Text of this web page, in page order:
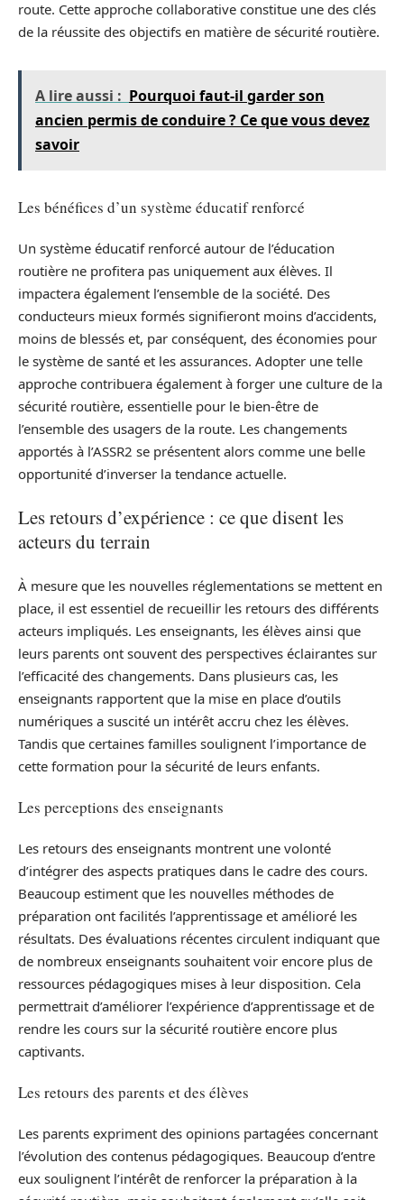
route. Cette approche collaborative constitue une des clés
de la réussite des objectifs en matière de sécurité routière.
A lire aussi : Pourquoi faut-il garder son
ancien permis de conduire ? Ce que vous devez
savoir
Les bénéfices d’un système éducatif renforcé
Un système éducatif renforcé autour de l’éducation
routière ne profitera pas uniquement aux élèves. Il
impactera également l’ensemble de la société. Des
conducteurs mieux formés signifieront moins d’accidents,
moins de blessés et, par conséquent, des économies pour
le système de santé et les assurances. Adopter une telle
approche contribuera également à forger une culture de la
sécurité routière, essentielle pour le bien-être de
l’ensemble des usagers de la route. Les changements
apportés à l’ASSR2 se présentent alors comme une belle
opportunité d’inverser la tendance actuelle.
Les retours d’expérience : ce que disent les
acteurs du terrain
À mesure que les nouvelles réglementations se mettent en
place, il est essentiel de recueillir les retours des différents
acteurs impliqués. Les enseignants, les élèves ainsi que
leurs parents ont souvent des perspectives éclairantes sur
l’efficacité des changements. Dans plusieurs cas, les
enseignants rapportent que la mise en place d’outils
numériques a suscité un intérêt accru chez les élèves.
Tandis que certaines familles soulignent l’importance de
cette formation pour la sécurité de leurs enfants.
Les perceptions des enseignants
Les retours des enseignants montrent une volonté
d’intégrer des aspects pratiques dans le cadre des cours.
Beaucoup estiment que les nouvelles méthodes de
préparation ont facilités l’apprentissage et amélioré les
résultats. Des évaluations récentes circulent indiquant que
de nombreux enseignants souhaitent voir encore plus de
ressources pédagogiques mises à leur disposition. Cela
permettrait d’améliorer l’expérience d’apprentissage et de
rendre les cours sur la sécurité routière encore plus
captivants.
Les retours des parents et des élèves
Les parents expriment des opinions partagées concernant
l’évolution des contenus pédagogiques. Beaucoup d’entre
eux soulignent l’intérêt de renforcer la préparation à la